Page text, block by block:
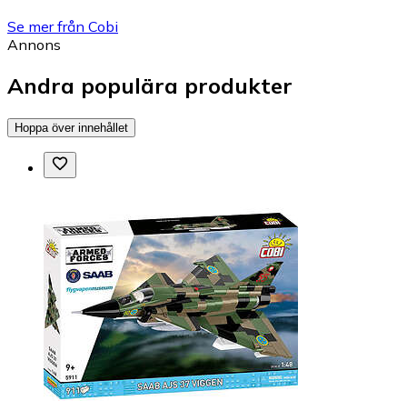
Se mer från Cobi
Annons
Andra populära produkter
Hoppa över innehållet